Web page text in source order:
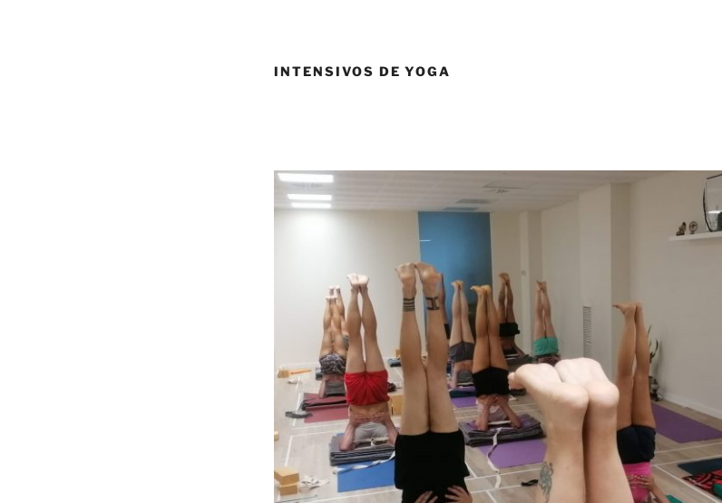
INTENSIVOS DE YOGA